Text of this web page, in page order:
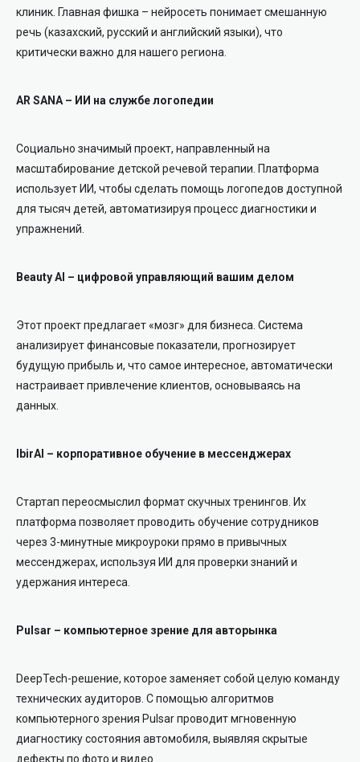
клиник. Главная фишка – нейросеть понимает смешанную
речь (казахский, русский и английский языки), что
критически важно для нашего региона.
AR SANA – ИИ на службе логопедии
Социально значимый проект, направленный на
масштабирование детской речевой терапии. Платформа
использует ИИ, чтобы сделать помощь логопедов доступной
для тысяч детей, автоматизируя процесс диагностики и
упражнений.
Beauty AI – цифровой управляющий вашим делом
Этот проект предлагает «мозг» для бизнеса. Система
анализирует финансовые показатели, прогнозирует
будущую прибыль и, что самое интересное, автоматически
настраивает привлечение клиентов, основываясь на
данных.
IbirAI – корпоративное обучение в мессенджерах
Стартап переосмыслил формат скучных тренингов. Их
платформа позволяет проводить обучение сотрудников
через 3-минутные микроуроки прямо в привычных
мессенджерах, используя ИИ для проверки знаний и
удержания интереса.
Pulsar – компьютерное зрение для авторынка
DeepTech-решение, которое заменяет собой целую команду
технических аудиторов. С помощью алгоритмов
компьютерного зрения Pulsar проводит мгновенную
диагностику состояния автомобиля, выявляя скрытые
дефекты по фото и видео.